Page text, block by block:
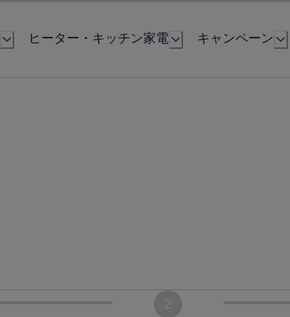
ヒーター・キッチン家電 キャンペーン